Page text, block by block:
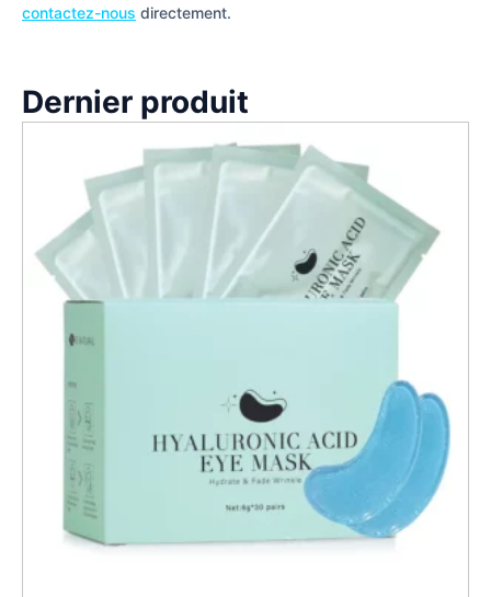
contactez-nous directement.
Dernier produit